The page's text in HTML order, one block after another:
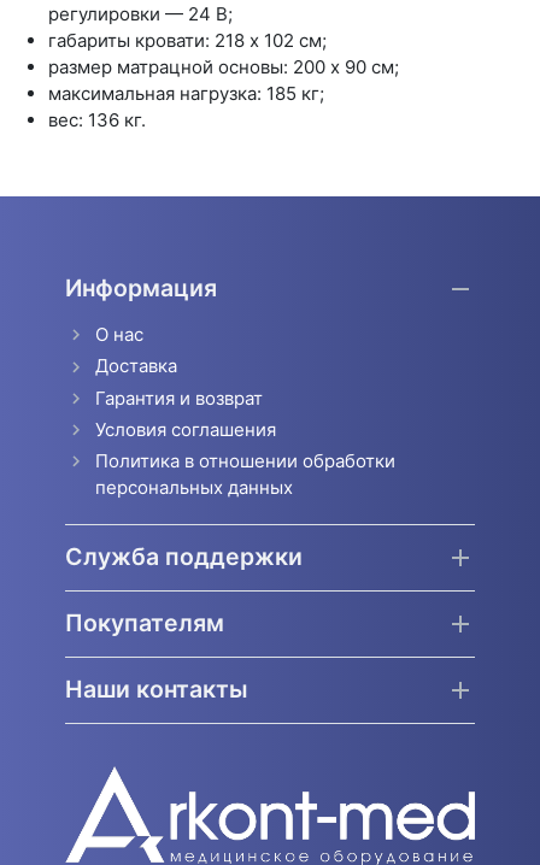
регулировки — 24 В;
габариты кровати: 218 х 102 см;
размер матрацной основы: 200 х 90 см;
максимальная нагрузка: 185 кг;
вес: 136 кг.
Информация
О нас
Доставка
Гарантия и возврат
Условия соглашения
Политика в отношении обработки
персональных данных
Служба поддержки
Покупателям
Наши контакты